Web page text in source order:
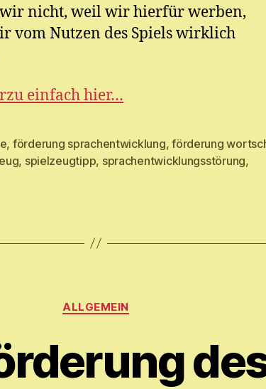
wir nicht, weil wir hierfür werben,
vom Nutzen des Spiels wirklich
einfach hier…
, förderung sprachentwicklung,förderung
, spielzeugtipp, sprachentwicklungsstörung,
Kategorien
ALLGEMEINV
M
y